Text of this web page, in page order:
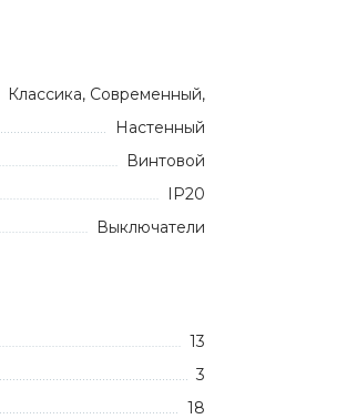
Классика, Современный,
Настенный
Винтовой
IP20
Выключатели
13
3
18